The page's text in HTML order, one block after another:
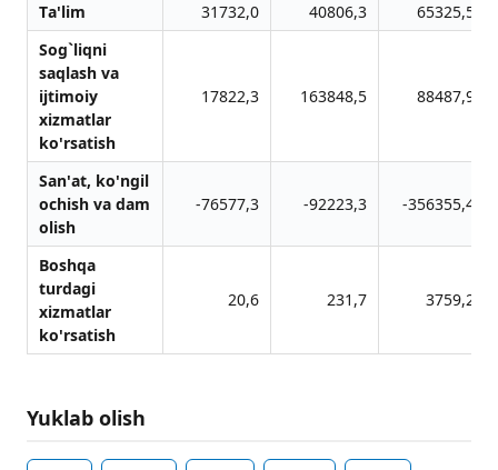
Tа'lim 31732,0 40806,3
65325,5
Sog`liqni
sаqlаsh vа
ijtimoiy
xizmаtlаr
ko'rsаtish
17822,3 163848,5 88487,9
Sаn'аt, ko'ngil
ochish vа dаm
olish
-76577,3 -92223,3 -356355,4
Boshqа
turdаgi
xizmаtlаr
ko'rsаtish
20,6 231,7 3759,2
Yuklab olish